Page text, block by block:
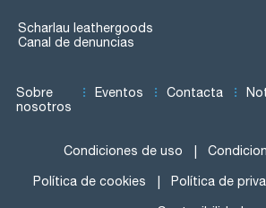
Scharlau leathergoods
Canal de denuncias
Sobre
nosotros
Eventos Contacta
Condiciones de uso
Política de cookies Política de